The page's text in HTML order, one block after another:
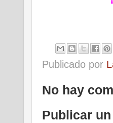
Publicado por
No hay
Publicar